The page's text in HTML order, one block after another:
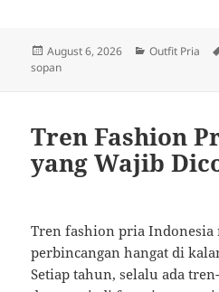
Posted
on
August 6, 2026 Categories
Outfit Pria
sopan
Tren Fashion
yang Wajib
Tren fashion pria Indonesia
perbincangan hangat di
Setiap tahun, selalu ada